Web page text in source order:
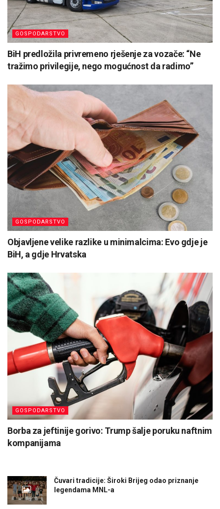
GOSPODARSTVO
BiH predložila privremeno rješenje za vozače: “Ne
tražimo privilegije, nego mogućnost da radimo”
GOSPODARSTVO
Objavljene velike razlike u minimalcima: Evo gdje je
BiH, a gdje Hrvatska
GOSPODARSTVO
Borba za jeftinije gorivo: Trump šalje poruku naftnim
kompanijama
Čuvari tradicije: Široki Brijeg odao priznanje
legendama MNL-a